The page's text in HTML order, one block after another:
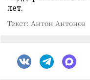
лет.
Текст: Антон Антонов